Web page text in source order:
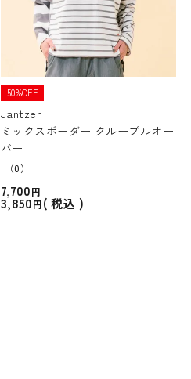
50%OFF
Jantzen
ミックスボーダー クループルオー
バー
（0）
7,700
3,850 税込